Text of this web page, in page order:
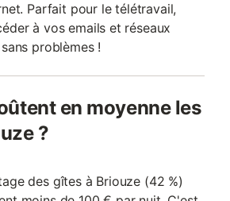
Parfait pour le télétravail,
à vos emails et réseaux
problèmes !
en moyenne les
?
des gîtes à Briouze (42 %)